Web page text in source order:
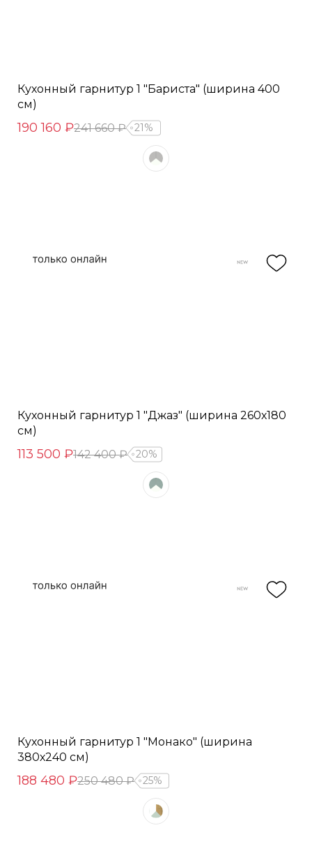
Кухонный гарнитур 1 "Бариста" (ширина 400
см)
190 160 ₽241 660 ₽ 21%
Кухонный гарнитур 1 "Джаз" (ширина 260х180
см)
113 500 ₽142 400 ₽ 20%
Кухонный гарнитур 1 "Монако" (ширина
380х240 см)
188 480 ₽250 480 ₽ 25%